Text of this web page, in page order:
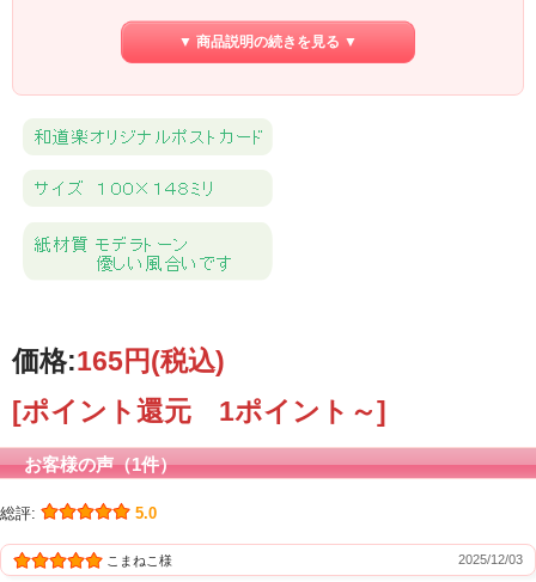
こばやしゆみこのほのぼの浮世絵です。
イラストレーターこばやしゆみこ
アニメーション製作会社５年勤務
その後Uターン
▼ 商品説明の続きを見る ▼
価格:165円(税込)
[ポイント還元 1ポイント～]
お客様の声（1件）
総評: 5.0
こまねこ様 2025/12/03